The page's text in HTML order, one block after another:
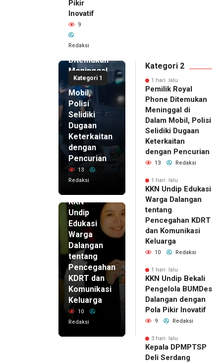
Pikir
Inovatif
9
Redaksi
Kategori 1
Pemilik
Royal
Phone
Ditemukan
Meninggal
di Dalam
Mobil,
Polisi
Selidiki
Dugaan
Keterkaitan
dengan
Pencurian
13
Redaksi
KKN
Undip
Edukasi
Warga
Dalangan
tentang
Pencegahan
KDRT dan
Komunikasi
Keluarga
10
Redaksi
Kategori 2
1 hari lalu
Pemilik Royal
Phone Ditemukan
Meninggal di
Dalam Mobil, Polisi
Selidiki Dugaan
Keterkaitan
dengan Pencurian
13 Redaksi
1 hari lalu
KKN Undip Edukasi
Warga Dalangan
tentang
Pencegahan KDRT
dan Komunikasi
Keluarga
10 Redaksi
1 hari lalu
KKN Undip Bekali
Pengelola BUMDes
Dalangan dengan
Pola Pikir Inovatif
9 Redaksi
3 hari lalu
Kepala DPMPTSP
Deli Serdang